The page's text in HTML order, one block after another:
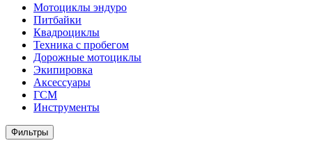
Мотоциклы эндуро
Питбайки
Квадроциклы
Техника с пробегом
Дорожные мотоциклы
Экипировка
Аксессуары
ГСМ
Инструменты
Фильтры